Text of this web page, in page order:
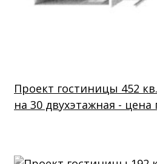
Проект гостиницы 452
на 30 двухэтажная -